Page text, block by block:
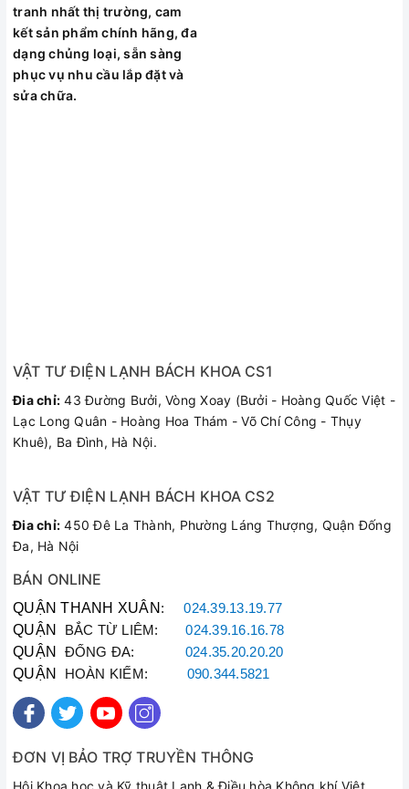
tranh nhất thị trường, cam
kết sản phẩm chính hãng, đa
dạng chủng loại, sẵn sàng
phục vụ nhu cầu lắp đặt và
sửa chữa.
VẬT TƯ ĐIỆN LẠNH BÁCH KHOA CS1
Đia chỉ: 43 Đường Bưởi, Vòng Xoay (Bưởi - Hoàng Quốc Việt -
Lạc Long Quân - Hoàng Hoa Thám - Võ Chí Công - Thụy
Khuê), Ba Đình, Hà Nội.
VẬT TƯ ĐIỆN LẠNH BÁCH KHOA CS2
Đia chỉ: 450 Đê La Thành, Phường Láng Thượng, Quận Đống
Đa, Hà Nội
BÁN ONLINE
QUẬN THANH XUÂN :024.39.13.19.77
QUẬN BẮC TỪ LIÊM:024.39.16.16.78
QUẬN ĐỐNG ĐA: 024.35.20.20.20
QUẬN HOÀN KIẾM: 090.344.5821
ĐƠN VỊ BẢO TRỢ TRUYỀN THÔNG